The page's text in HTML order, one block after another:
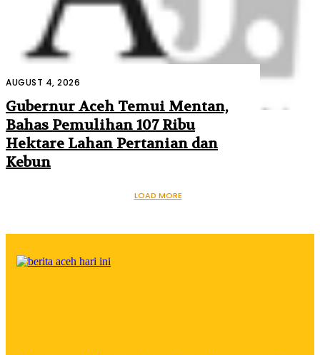
AUGUST 4, 2026
Gubernur Aceh Temui Mentan,
Bahas Pemulihan 107 Ribu
Hektare Lahan Pertanian dan
Kebun
LOAD MORE